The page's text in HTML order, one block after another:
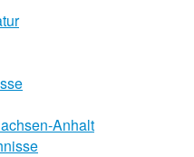
Anhalt